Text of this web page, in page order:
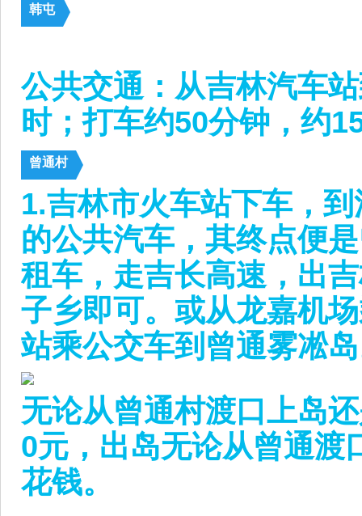
韩屯
公共交通：从吉林汽车
时；打车约50分钟，约
曾通村
1.吉林市火车站下车，
的公共汽车，其终点便
租车，走吉长高速，出
子乡即可。或从龙嘉机
站乘公交车到曾通雾凇
无论从曾通村渡口上岛
0元，出岛无论从曾通渡
花钱。